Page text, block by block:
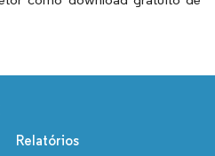
Relatórios